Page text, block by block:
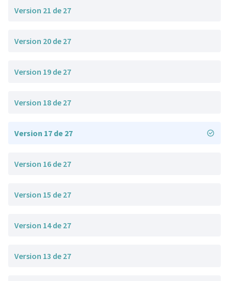
Version 21 de 27
Version 20 de 27
Version 19 de 27
Version 18 de 27
Version 17 de 27
Version 16 de 27
Version 15 de 27
Version 14 de 27
Version 13 de 27